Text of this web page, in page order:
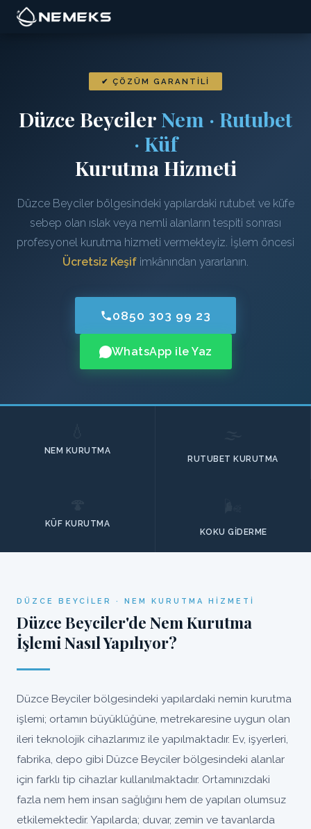
✔ ÇÖZÜM GARANTILI
Düzce Beyciler Nem · Rutubet
· Küf
Kurutma Hizmeti
Düzce Beyciler bölgesindeki yapılardaki rutubet ve küfe
sebep olan ıslak veya nemli alanların tespiti sonrası
profesyonel kurutma hizmeti vermekteyiz. İşlem öncesi
Ücretsiz Keşif imkânından yararlanın.
0850 303 99 23
WhatsApp ile Yaz
NEM KURUTMA
RUTUBET KURUTMA
KÜF KURUTMA
KOKU GIDERME
DÜZCE BEYCILER · NEM KURUTMA HIZMETI
Düzce Beyciler'de Nem Kurutma
İşlemi Nasıl Yapılıyor?
Düzce Beyciler bölgesindeki yapılardaki nemin kurutma
işlemi; ortamın büyüklüğüne, metrekaresine uygun olan
ileri teknolojik cihazlarımız ile yapılmaktadır. Ev, işyerleri,
fabrika, depo gibi Düzce Beyciler bölgesindeki alanlar
için farklı tip cihazlar kullanılmaktadır. Ortamınızdaki
fazla nem hem insan sağlığını hem de yapıları olumsuz
etkilemektedir. Yapılarda; duvar, zemin ve tavanlarda